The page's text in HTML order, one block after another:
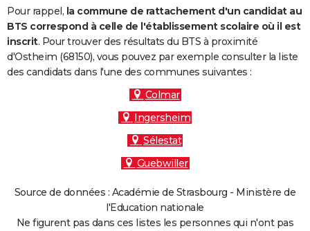
Dictionnaire
Biographies
Citations
Expressions
Proverbes
PROGRAMME TV
COPAINS D'AVANT
S'inscrire
Se connecter
Lycées
Collèges
Primaires
Universités
Entreprises
Service militaire
Avis de recherche
AVIS DE DÉCÈS
Pour rappel, la commune de rattachement d'un candidat au
BTS correspond à celle de l'établissement scolaire où il est
inscrit. Pour trouver des résultats du BTS à proximité
d'Ostheim (68150), vous pouvez par exemple consulter la liste
des candidats dans l'une des communes suivantes :
Colmar
Ingersheim
Sélestat
Guebwiller
Source de données : Académie de Strasbourg - Ministère de
l'Education nationale
Ne figurent pas dans ces listes les personnes qui n'ont pas